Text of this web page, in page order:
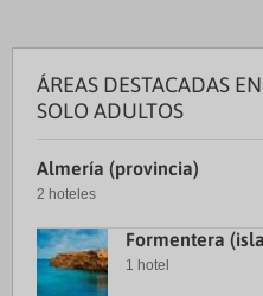
ÁREAS DESTACADAS
SOLO ADULTOS
Almería (provincia)
2 hoteles
Formentera
1 hotel